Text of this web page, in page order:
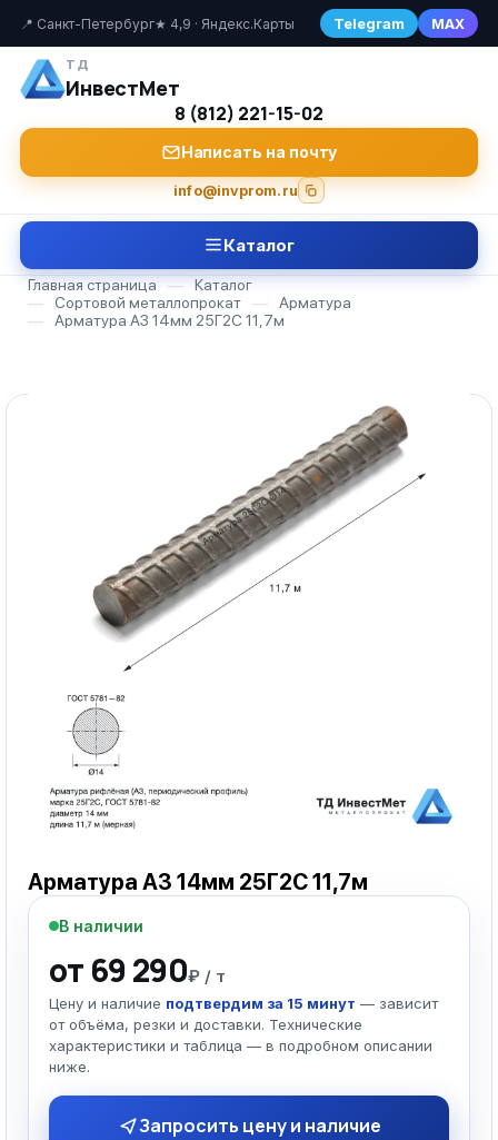
📍 Санкт-Петербург★ 4,9 · Яндекс.Карты Telegram MAX
ТД
ИнвестМет
8 (812) 221-15-02
Написать на почту
info@invprom.ru
Каталог
Главная страница —
Каталог
—
Сортовой металлопрокат —
Арматура
—
Арматура А3 14мм 25Г2С 11,7м
Арматура А3 14мм 25Г2С 11,7м
В наличии
от 69 290₽ / т
Цену и наличие подтвердим за 15 минут — зависит
от объёма, резки и доставки. Технические
характеристики и таблица — в подробном описании
ниже.
Запросить цену и наличие